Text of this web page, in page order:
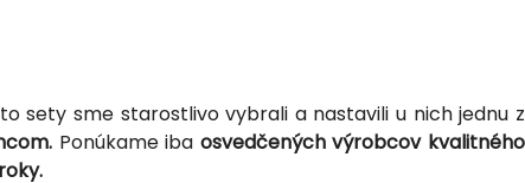
sety sme starostlivo vybrali a nastavili u nich jednu z
Ponúkame iba osvedčených výrobcov kvalitného